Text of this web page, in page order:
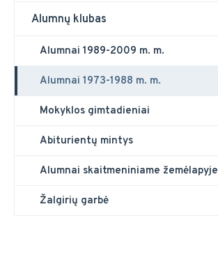
Alumnų klubas
Alumnai 1989-2009 m. m.
Alumnai 1973-1988 m. m.
Mokyklos gimtadieniai
Abiturientų mintys
Alumnai skaitmeniniame žemėlapyje
Žalgirių garbė